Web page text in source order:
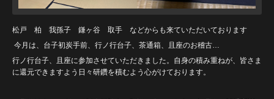
松戸 柏 我孫子 鎌ヶ谷 取手 などからも来ていただいております
今月は、台子初炭手前、行ノ行台子、茶通箱、且座のお稽古…
行ノ行台子、且座に参加させていただきました。自身の積み重ねが、皆さま
に還元できますよう日々研鑽を積むよう心がけております。